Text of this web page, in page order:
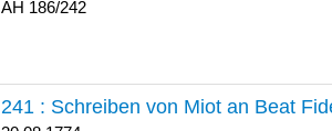
186/242
241 : Schreiben von Miot an Beat